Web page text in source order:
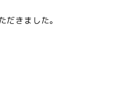
だきました。